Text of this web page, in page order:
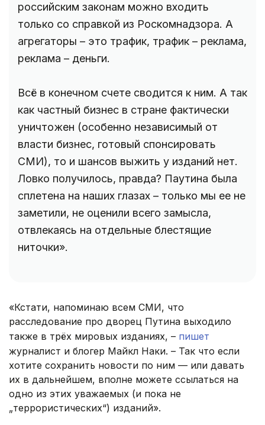
российским законам можно входить
только со справкой из Роскомнадзора. А
агрегаторы – это трафик, трафик – реклама,
реклама – деньги.
Всё в конечном счете сводится к ним. А так
как частный бизнес в стране фактически
уничтожен (особенно независимый от
власти бизнес, готовый спонсировать
СМИ), то и шансов выжить у изданий нет.
Ловко получилось, правда? Паутина была
сплетена на наших глазах – только мы ее не
заметили, не оценили всего замысла,
отвлекаясь на отдельные блестящие
ниточки».
«Кстати, напоминаю всем СМИ, что
расследование про дворец Путина выходило
также в трёх мировых изданиях, – пишет
журналист и блогер Майкл Наки. – Так что если
хотите сохранить новости по ним — или давать
их в дальнейшем, вполне можете ссылаться на
одно из этих уважаемых (и пока не
„террористических“) изданий».